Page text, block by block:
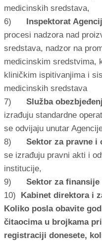
medicinskih sredstava,
6) Inspektorat
procesi nadzora nad
sredstava, nadzor na
medicinskim sredstvima,
kliničkim ispitivanjima i
medicinskih sredstava
7) Služba
izrađuju standardne
se odvijaju unutar
8) Sektor za pravne i
se izrađuju pravni akti i
institucije,
9) Sektor za finansije
10) Kabinet direktora i
Koliko posla obavite
čitaocima u brojkama
registraciji donesete,